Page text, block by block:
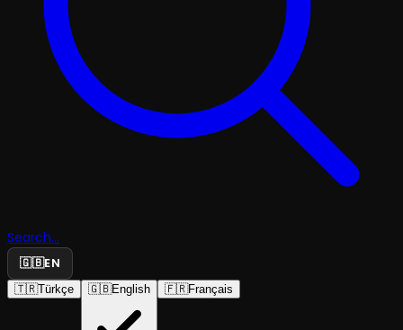
Search...
🇬🇧EN
🇹🇷Türkçe 🇬🇧English 🇫🇷Français